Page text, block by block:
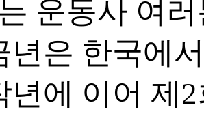
운동사 여
년은 한국에
년에 이어 제